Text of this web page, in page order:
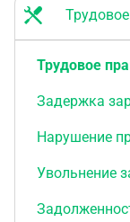
Трудовое
Задержка
Нарушение
Увольнение